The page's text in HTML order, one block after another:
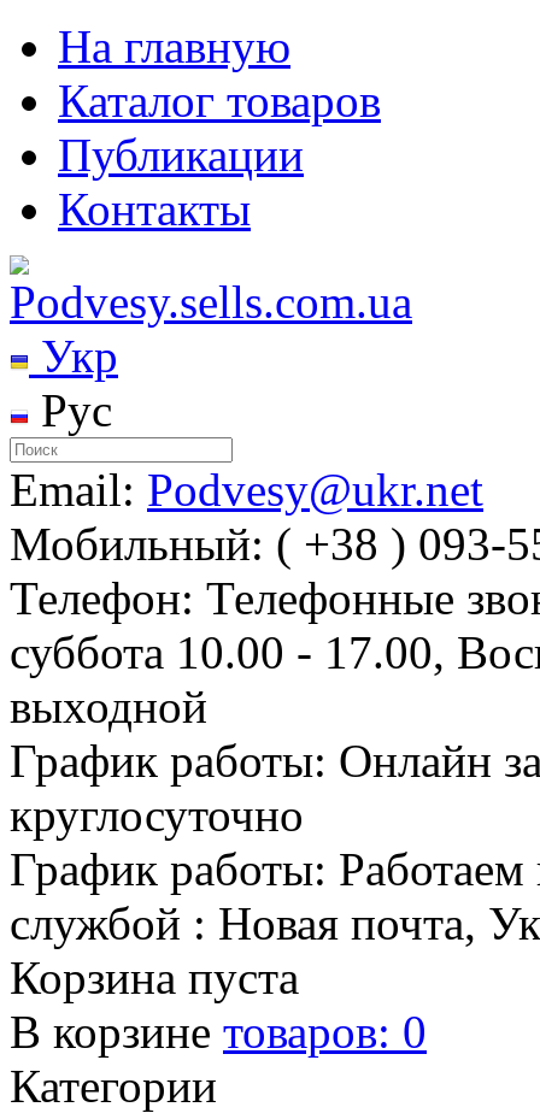
На главную
Каталог товаров
Публикации
Контакты
Укр
Рус
Email: Podvesy@ukr.net
Мобильный: ( +38 ) 093-
Телефон: Телефонные
суббота 10.00 - 17.00,
выходной
График работы: Онлайн
круглосуточно
График работы: Работаем
службой : Новая почта,
Корзина пуста
В корзине товаров: 0
Категории